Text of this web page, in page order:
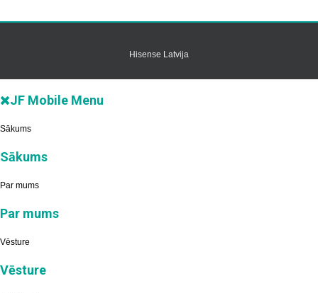
Hisense Latvija
JF Mobile Menu
Sākums
Sākums
Par mums
Par mums
Vēsture
Vēsture